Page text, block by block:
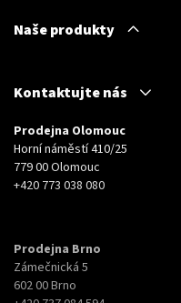
Naše produkty
Kontaktujte nás
Prodejna Olomouc
Horní náměstí 410/25
779 00 Olomouc
+420 773 038 080
Prodejna Brno
Zámečnická 5
602 00 Brno